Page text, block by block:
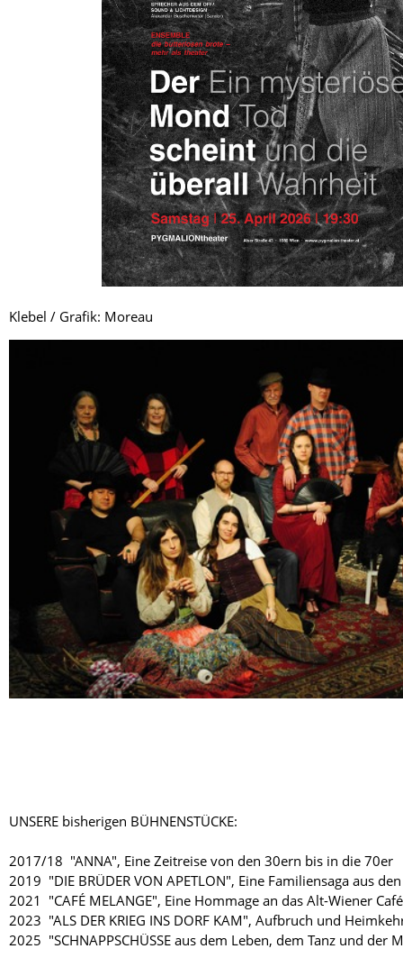
Klebel / Grafik: Moreau
UNSERE bisherigen BÜHNENSTÜCKE:
2017/18 "ANNA", Eine Zeitreise von den 30ern bis in die 70er
2019 "DIE BRÜDER VON APETLON", Eine Familiensaga aus
2021 "CAFÉ MELANGE", Eine Hommage an das Alt-Wiener
2023 "ALS DER KRIEG INS DORF KAM", Aufbruch und
2025 "SCHNAPPSCHÜSSE aus dem Leben, dem Tanz und der